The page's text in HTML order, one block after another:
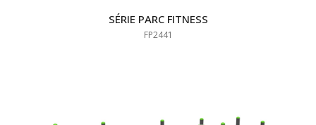
SÉRIE PARC FITNESS
FP2441